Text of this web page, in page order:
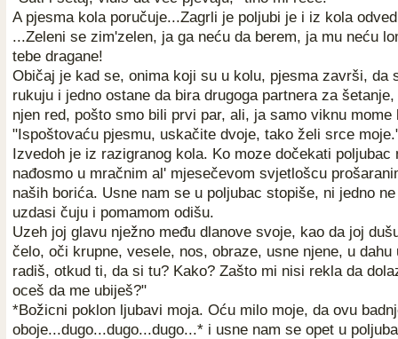
A pjesma kola poručuje...Zagrli je poljubi je i iz kola
...Zeleni se zim'zelen, ja ga neću da berem, ja mu neću
tebe dragane!
Običaj je kad se, onima koji su u kolu, pjesma završi, da
rukuju i jedno ostane da bira drugoga partnera za
njen red, pošto smo bili prvi par, ali, ja samo viknu mome
"Ispoštovaću pjesmu, uskačite dvoje, tako želi srce
Izvedoh je iz razigranog kola. Ko moze dočekati poljubac
nađosmo u mračnim al' mjesečevom svjetlošcu
naših borića. Usne nam se u poljubac stopiše, ni jedno
uzdasi čuju i pomamom odišu.
Uzeh joj glavu nježno među dlanove svoje, kao da joj
čelo, oči krupne, vesele, nos, obraze, usne njene, u
radiš, otkud ti, da si tu? Kako? Zašto mi nisi rekla da
oceš da me ubiješ?"
*Božicni poklon ljubavi moja. Oću milo moje, da ovu
oboje...dugo...dugo...dugo...* i usne nam se opet u